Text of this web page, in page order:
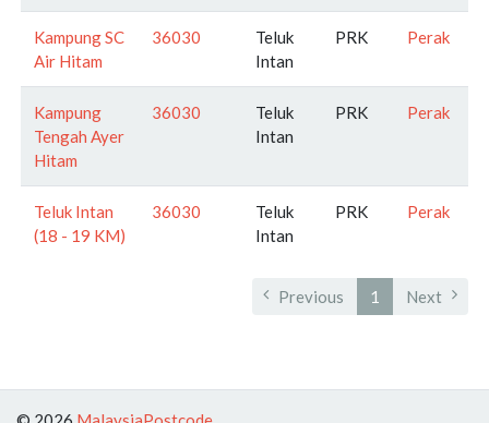
Kampung SC
Air Hitam
36030
Teluk
Intan
PRK Perak
Kampung
Tengah Ayer
Hitam
36030
Teluk
Intan
PRK Perak
Teluk Intan
(18 - 19 KM)
36030
Teluk
Intan
PRK Perak
Previous 1 Next